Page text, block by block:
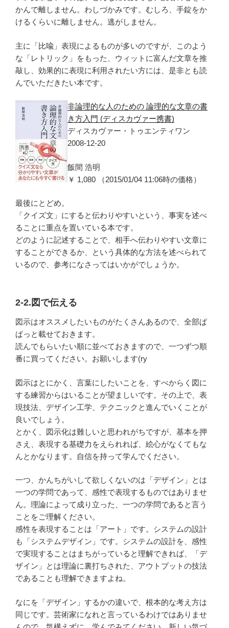
かんで離しません。わしづかみです。むしろ、手錠をか
けるくらいに離しません。逃がしません。
主に「比喩」表現によるものが多いのですが、このよう
な「レトリック」をもった、ウィットに富んだ文章を推
敲し、効果的に表現に利用されたい方には、是非とも読
んでいただきたい本です。
非論理的な人のための 論理的な文章の書
き方入門 (ディスカヴァー携書)
ディスカヴァー・トゥエンティワン
2008-12-20
飯間 浩明
￥ 1,080 （2015/01/04 11:06時の価格）
最後にとどめ。
「クイズ文」にすると伝わりやすいという、事実を述べ
ることに重点を置いている本です。
どのように記述することで、相手へ伝わりやすい文章に
することができるか、という具体的な方法を述べられて
いるので、参考になさってはいかがでしょうか。
2-2.図で伝える
図示はオススメしたいものがたくさんあるので、全部ぱ
ぱっと載せておきます。
読んでもらいたい順に並べておきますので、一つずつ順
番に買ってください。お願いします(ry
図示はとにかく、言葉にしたいことを、すべからく図に
する練習からはいることが望ましいです。その上で、表
現技法、デザイン工学、テクニックと進んでいくことが
良いでしょう。
とかく、図示化は難しいと思われがちですが、基本を押
さえ、表現する基礎力をえられれば、絵心がなくてもな
んとかなります。自信を持って学んでください。
一つ、かんちがいして欲しくないのは「デザイン」とは
一つの学問であって、感性で表現するものではありませ
ん。理論によって成り立った、一つの学問であると言う
ことをご理解ください。
感性を表現することは「アート」です。システムの設計
も「システムデザイン」です。システムの設計を、感性
で実現することはまちがっていると理解できれば、「デ
ザイン」とは理論に裏打ちされた、アウトプットの技法
であることも理解できますよね。
なにを「デザイン」するかの違いで、根本的な考え方は
同じです。芸術家になれと言っているわけではありませ